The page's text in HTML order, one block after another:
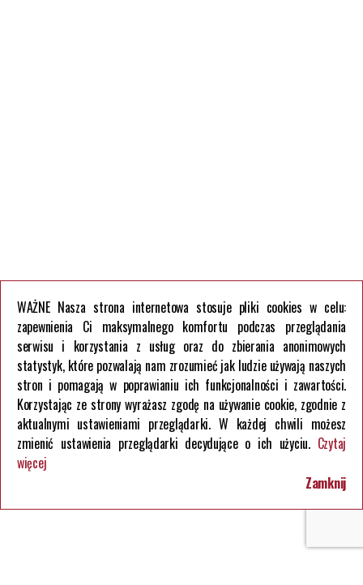
WAŻNE Nasza strona internetowa stosuje pliki cookies w celu:
zapewnienia Ci maksymalnego komfortu podczas przeglądania
serwisu i korzystania z usług oraz do zbierania anonimowych
statystyk, które pozwalają nam zrozumieć jak ludzie używają naszych
stron i pomagają w poprawianiu ich funkcjonalności i zawartości.
Korzystając ze strony wyrażasz zgodę na używanie cookie, zgodnie z
aktualnymi ustawieniami przeglądarki. W każdej chwili możesz
zmienić ustawienia przeglądarki decydujące o ich użyciu. Czytaj
więcej
Zamknij